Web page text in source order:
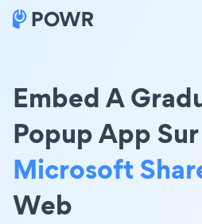
Embed A
Popup App
Microsoft
Web